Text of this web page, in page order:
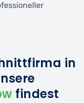
in
findest